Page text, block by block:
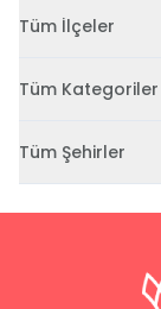
Tüm İlçeler
Tüm Kategoriler
Tüm Şehirler